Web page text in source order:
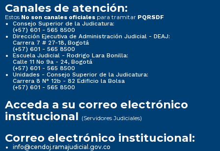
Canales de atención:
Estos No son canales oficiales para tramitar PQRSDF
Consejo Superior de la Judicatura:
(+57) 601 - 565 8500
Dirección Ejecutiva de Administración Judicial - DEAJ:
Carrera 7 # 27-18, Bogotá
(+57) 601 - 565 8500
Escuela Judicial - Rodrigo Lara Bonilla:
Calle 11 No 9a - 24, Bogotá
(+57) 601 - 565 8500
Unidades - Consejo Superior de la Judicatura:
Carrera 8 N° 12b - 82 Edificio la Bolsa
(+57) 601 - 565 8500
Acceda a su correo electrónico
institucional (Servidores Judiciales)
Correo electrónico institucional:
info@cendoj.ramajudicial.gov.co